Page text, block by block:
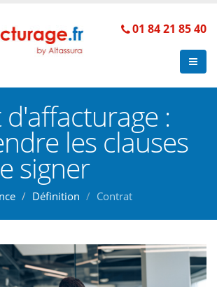
01 84 21 85 40
:
les clauses
signer
Définition Contrat